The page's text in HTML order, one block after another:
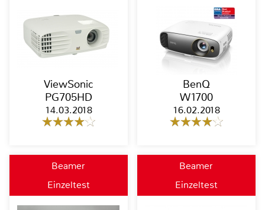
ViewSonic
PG705HD
14.03.2018
BenQ
W1700
16.02.2018
Beamer
Einzeltest
Beamer
Einzeltest